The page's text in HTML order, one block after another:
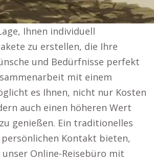
Ihnen individuell
zu erstellen, die Ihre
und Bedürfnisse perfekt
mit einem
es Ihnen, nicht nur Kosten
auch einen höheren Wert
genießen. Ein traditionelles
persönlichen Kontakt bieten,
Online-Reisebüro mit